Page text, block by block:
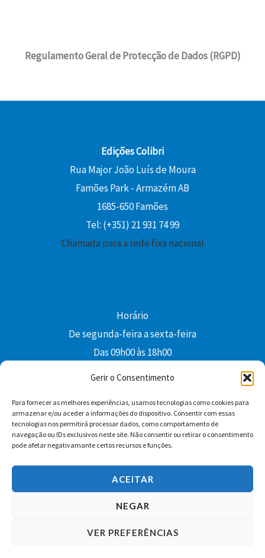
Gerir o Consentimento
Para fornecer as melhores experiências, usamos tecnologias como cookies para
armazenar e/ou aceder a informações do dispositivo. Consentir com essas
tecnologias nos permitirá processar dados, como comportamento de
navegação ou IDs exclusivos neste site. Não consentir ou retirar o consentimento
pode afetar negativamante certos recursos e funções.
ACEITAR
NEGAR
VER PREFERÊNCIAS
Regulamento Geral de Protecção de Dados (RGPD)
Edições Colibri
Rua Major João Luís de Moura
Famões Park - Armazém AB
1685-650 Famões
Tel: (+351) 21 931 74 99
Chamada para a rede fixa nacional
Horário
De segunda-feira a sexta-feira
Das 09h00 às 18h00
Facebook YouTube Instagram
Whatsapp
Condições Gerais de Venda
Copyright © 2026 Edições Colibri